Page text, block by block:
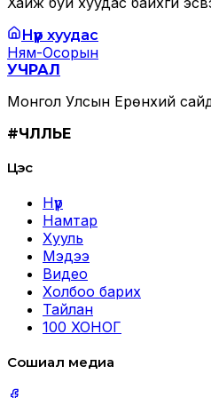
Нүүр хуудас
Ням-Осорын
УЧРАЛ
Монгол Улсын Ерөнхий
#ЧӨЛӨӨЛЬЕ
Цэс
Нүүр
Намтар
Хууль
Мэдээ
Видео
Холбоо барих
Тайлан
100 ХОНОГ
Сошиал медиа